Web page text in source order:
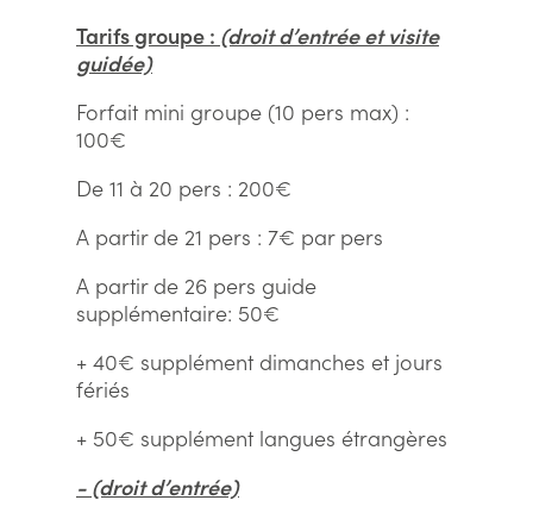
Tarifs groupe : (droit d’entrée et visite
guidée)
Forfait mini groupe (10 pers max) :
100€
De 11 à 20 pers : 200€
A partir de 21 pers : 7€ par pers
A partir de 26 pers guide
supplémentaire: 50€
+ 40€ supplément dimanches et jours
fériés
+ 50€ supplément langues étrangères
- (droit d’entrée)